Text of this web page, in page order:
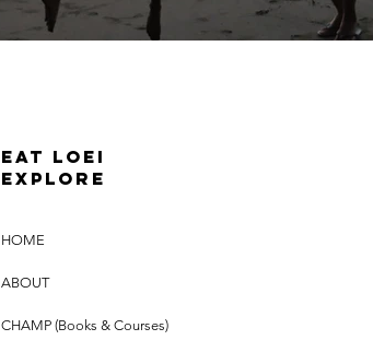
Eat loei
Explore
HOME
ABOUT
CHAMP (Books & Courses)